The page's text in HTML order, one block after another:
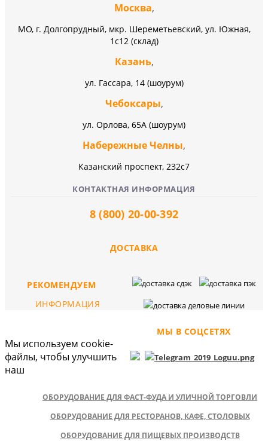
Москва,
МО, г. Долгопрудный, мкр. Шереметьевский, ул. Южная,
1с12 (склад)
Казань,
ул. Гассара, 14 (шоурум)
Чебоксары,
ул. Орлова, 65А (шоурум)
Набережные Челны,
Казанский проспект, 232c7
КОНТАКТНАЯ ИНФОРМАЦИЯ
8 (800) 20-00-392
ДОСТАВКА
МЫ В СОЦСЕТЯХ
РЕКОМЕНДУЕМ
ОБОРУДОВАНИЕ ДЛЯ ФАСТ-ФУДА И УЛИЧНОЙ ТОРГОВЛИ
ОБОРУДОВАНИЕ ДЛЯ РЕСТОРАНОВ, КАФЕ, СТОЛОВЫХ
ОБОРУДОВАНИЕ ДЛЯ ПИЩЕВЫХ ПРОИЗВОДСТВ
ИНФОРМАЦИЯ
Мы используем cookie-
файлы, чтобы улучшить
наш